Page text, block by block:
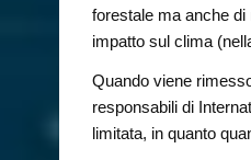
forestale ma anche
impatto sul clima
Quando viene
responsabili di
limitata, in quanto